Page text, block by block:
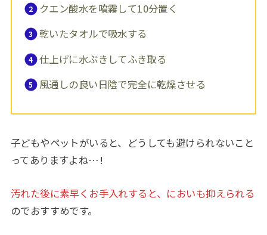
クエン酸水を噴霧して10分置く
乾いたタオルで吸水する
仕上げに水ぶきしてふき取る
風通しの良い日陰で完全に乾燥させる
子どもやペットがいると、どうしても避けられないこと
ってありますよね…!
汚れた後に素早くお手入れすると、においも抑えられる
のでおすすめです。